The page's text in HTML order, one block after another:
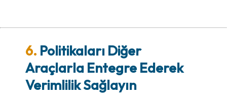
6. Politikaları Diğer
Araçlarla Entegre Ederek
Verimlilik Sağlayın